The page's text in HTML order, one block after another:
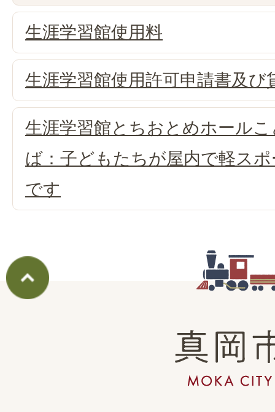
生涯学習館使用料
生涯学習館使用許可申請書及び
生涯学習館とちおとめホール
ば：子どもたちが屋内で軽ス
です
真
岡
市